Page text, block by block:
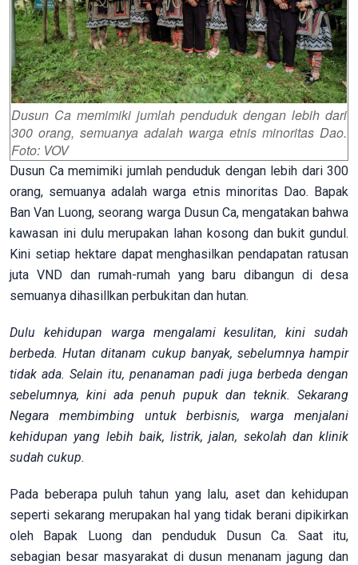
Dusun Ca memimiki jumlah penduduk dengan lebih dari
300 orang, semuanya adalah warga etnis minoritas Dao.
Foto: VOV
Dusun Ca memimiki jumlah penduduk dengan lebih dari 300
orang, semuanya adalah warga etnis minoritas Dao. Bapak
Ban Van Luong, seorang warga Dusun Ca, mengatakan bahwa
kawasan ini dulu merupakan lahan kosong dan bukit gundul.
Kini setiap hektare dapat menghasilkan pendapatan ratusan
juta VND dan rumah-rumah yang baru dibangun di desa
semuanya dihasillkan perbukitan dan hutan.
Dulu kehidupan warga mengalami kesulitan, kini sudah
berbeda. Hutan ditanam cukup banyak, sebelumnya hampir
tidak ada. Selain itu, penanaman padi juga berbeda dengan
sebelumnya, kini ada penuh pupuk dan teknik. Sekarang
Negara membimbing untuk berbisnis, warga menjalani
kehidupan yang lebih baik, listrik, jalan, sekolah dan klinik
sudah cukup.
Pada beberapa puluh tahun yang lalu, aset dan kehidupan
seperti sekarang merupakan hal yang tidak berani dipikirkan
oleh Bapak Luong dan penduduk Dusun Ca. Saat itu,
sebagian besar masyarakat di dusun menanam jagung dan